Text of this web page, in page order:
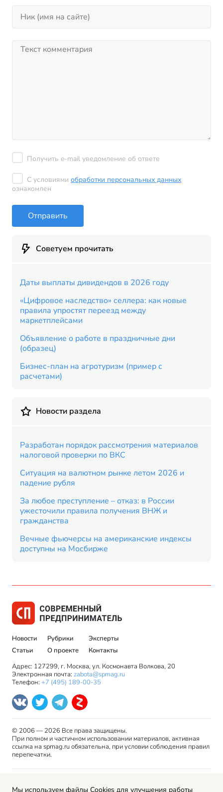
Получить e-mail уведомление об ответе
С условиями обработки персональных данных
ознакомлен
Отправить
Советуем прочитать
Даты выплаты дивидендов в 2026 году
«Цифровое наследство» селлера: как новые
правила упростят переезд между
маркетплейсами
Объявление о работе в праздничные дни
(образец)
Бизнес-план на агротуризм (пример с
расчетами)
Новости раздела
Разработан порядок рассмотрения материалов
налоговой проверки по ВКС
Ситуация на валютном рынке летом 2026 и
падение рубля
За любое преступление – отказ: в России
ужесточили правила получения ВНЖ и
гражданства
Вечные фьючерсы на американские индексы
доступны на Мосбирже
Новости
Статьи
Рубрики
О проекте
Эксперты
Контакты
Адрес: 127299, г. Москва, ул. Космонавта Волкова, 20
Электронная почта: zabota@spmag.ru
Телефон: +7 (495) 189-00-35
© 2006 — 2026 Все права защищены.
При полном и частичном использовании материалов, активная
ссылка на spmag.ru обязательна, при условии соблюдения правил
перепечатки.
права
Мы используем файлы Cookies для улучшения работы